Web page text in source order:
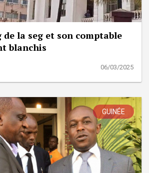
de la seg et son comptable
blanchis
06/03/2025
GUINÉE